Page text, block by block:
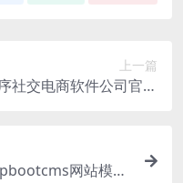
上一篇
社交电商软件公司官网
网站模板